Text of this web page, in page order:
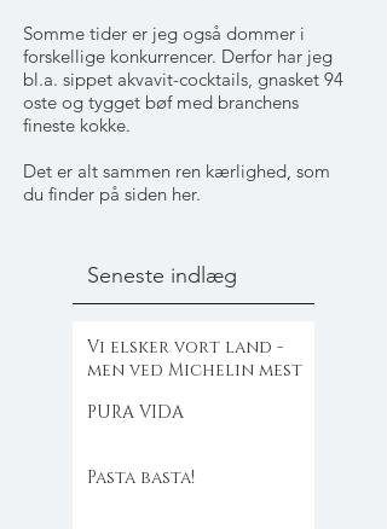
Somme tider er jeg også dommer i
forskellige konkurrencer. Derfor har jeg
bl.a. sippet akvavit-cocktails, gnasket 94
oste og tygget bøf med branchens
fineste kokke.
Det er alt sammen ren kærlighed, som
du finder på siden her.
Seneste indlæg
Vi elsker vort land -
men ved Michelin mest
PURA VIDA
Pasta basta!